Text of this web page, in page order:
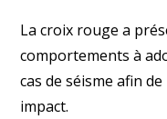
La croix rouge a
comportements à
cas de séisme afin
impact.